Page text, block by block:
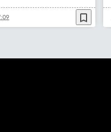
bookmark_border